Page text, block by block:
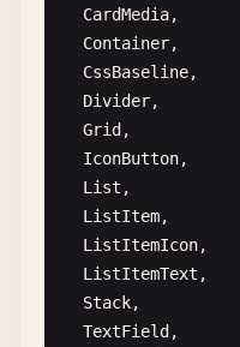
CardMedia,
Container,
CssBaseline,
Divider,
Grid ,
IconButton,
List ,
ListItem,
ListItemIcon,
ListItemText ,
Stack,
TextField ,